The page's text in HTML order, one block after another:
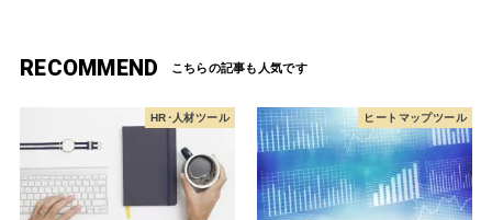
RECOMMEND
HR･人材ツール ヒートマップツール